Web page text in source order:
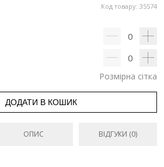
Код товару: 35574
0
0
Розмірна сітка
ДОДАТИ В КОШИК
ОПИС ВІДГУКИ (0)